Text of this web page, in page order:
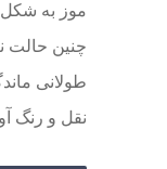
موز به شکل
چنین حالت
طولانی
نقل و رنگ